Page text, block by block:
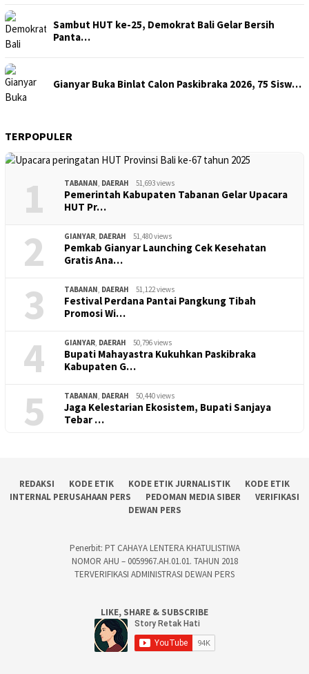
Sambut HUT ke-25, Demokrat Bali Gelar Bersih
Panta…
Gianyar Buka Binlat Calon Paskibraka 2026, 75 Sisw…
TERPOPULER
1 TABANAN, DAERAH 51,693 views
Pemerintah Kabupaten Tabanan Gelar Upacara
HUT Pr…
2 GIANYAR, DAERAH 51,480 views
Pemkab Gianyar Launching Cek Kesehatan
Gratis Ana…
3 TABANAN, DAERAH 51,122 views
Festival Perdana Pantai Pangkung Tibah
Promosi Wi…
4 GIANYAR, DAERAH 50,796 views
Bupati Mahayastra Kukuhkan Paskibraka
Kabupaten G…
5 TABANAN, DAERAH 50,440 views
Jaga Kelestarian Ekosistem, Bupati Sanjaya
Tebar …
REDAKSI KODE ETIK KODE ETIK JURNALISTIK
KODE ETIK
INTERNAL PERUSAHAAN PERS
PEDOMAN MEDIA SIBER
VERIFIKASI
DEWAN PERS
Penerbit: PT CAHAYA LENTERA KHATULISTIWA
NOMOR AHU – 0059967.AH.01.01. TAHUN 2018
TERVERIFIKASI ADMINISTRASI DEWAN PERS
LIKE, SHARE & SUBSCRIBE